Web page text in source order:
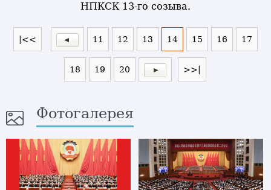
НПКСК 13-го созыва.
|<< 11 12 13 14 15 16 17
18 19 20 >>|
Фотогалерея